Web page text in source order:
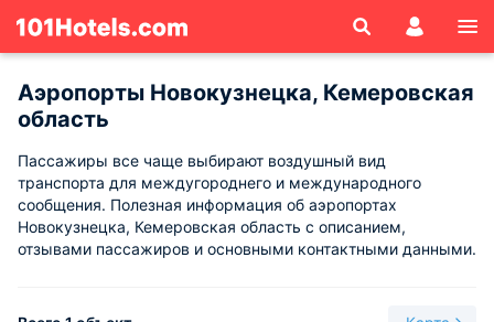
Аэропорты Новокузнецка, Кемеровская
область
Пассажиры все чаще выбирают воздушный вид
транспорта для междугороднего и международного
сообщения. Полезная информация об аэропортах
Новокузнецка, Кемеровская область с описанием,
отзывами пассажиров и основными контактными данными.